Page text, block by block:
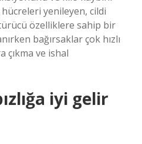
yenileyen, cildi
özelliklere sahip bir
bağırsaklar çok hızlı
çıkma ve ishal
iyi gelir